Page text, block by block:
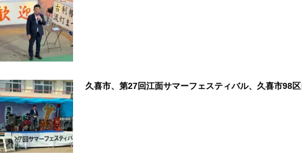
久喜市、第27回江面サマーフェスティバル、久喜市98